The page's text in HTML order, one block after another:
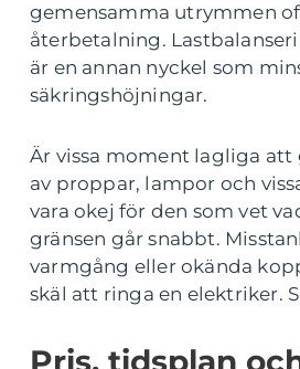
gemensamma utrymmen
återbetalning.
är en annan nyckel som
säkringshöjningar.
Är vissa moment lagliga att
av proppar, lampor och
vara okej för den som vet
gränsen går snabbt.
varmgång eller okända
skäl att ringa en elektriker.